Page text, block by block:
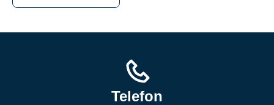
Telefon